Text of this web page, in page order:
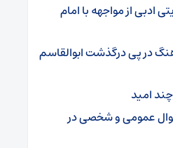
ادبی از مواجهه با امام
در پی درگذشت ابوالقاسم
چند امید
عمومی و شخصی در